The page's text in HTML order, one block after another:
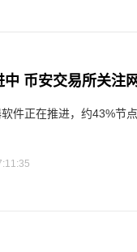
币安交易所关注
件正在推进，约43%节